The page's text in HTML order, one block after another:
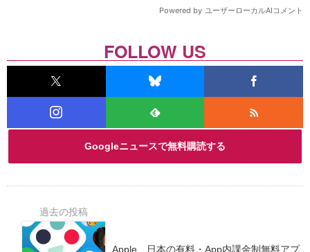
Googleニュースで無料購読する
FOLLOW US
Apple、日本の有料・App内課金制無料アプ